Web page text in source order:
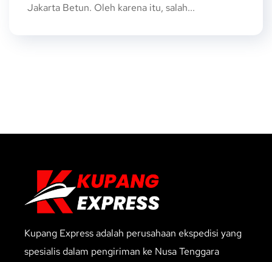
Jakarta Betun. Oleh karena itu, salah...
Kupang Express adalah perusahaan ekspedisi yang
spesialis dalam pengiriman ke Nusa Tenggara